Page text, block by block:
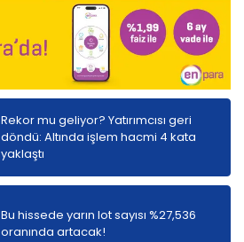
Rekor mu geliyor? Yatırımcısı geri
döndü: Altında işlem hacmi 4 kata
yaklaştı
Bu hissede yarın lot sayısı %27,536
oranında artacak!